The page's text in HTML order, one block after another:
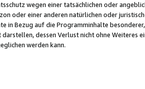
wegen einer tatsächlichen oder
oder einer anderen natürlichen oder
in Bezug auf die Programminhalte
darstellen, dessen Verlust nicht ohne Weiteres
werden kann.